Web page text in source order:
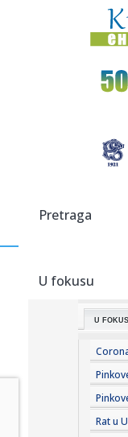
07:23:
07:21:
07:21:
se pala...
07:18:
07:15:
07:10:
ambas...
07:09:
Pretraga
U fokusu
U
Rat u